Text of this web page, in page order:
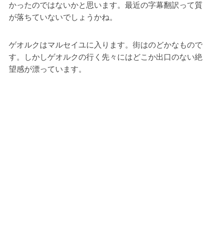
かったのではないかと思います。最近の字幕翻訳って質
が落ちていないでしょうかね。
ゲオルクはマルセイユに入ります。街はのどかなもので
す。しかしゲオルクの行く先々にはどこか出口のない絶
望感が漂っています。